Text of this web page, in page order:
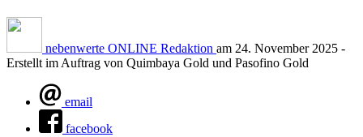
nebenwerte ONLINE Redaktion am 24. November 2025 -
Erstellt im Auftrag von Quimbaya Gold und Pasofino Gold
email
facebook